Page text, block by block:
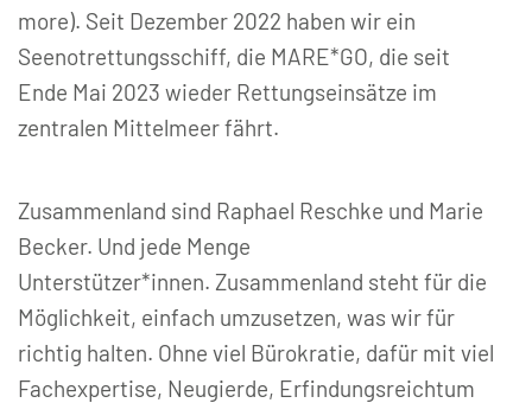
more). Seit Dezember 2022 haben wir ein
Seenotrettungsschiff, die MARE*GO, die seit
Ende Mai 2023 wieder Rettungseinsätze im
zentralen Mittelmeer fährt.
Zusammenland sind Raphael Reschke und Marie
Becker. Und jede Menge
Unterstützer*innen. Zusammenland steht für die
Möglichkeit, einfach umzusetzen, was wir für
richtig halten. Ohne viel Bürokratie, dafür mit viel
Fachexpertise, Neugierde, Erfindungsreichtum